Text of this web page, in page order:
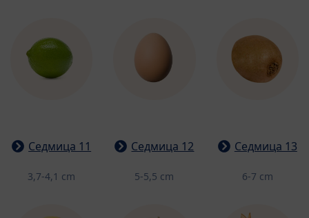
Седмица 11
3,7-4,1 cm
Седмица 12
5-5,5 cm
Седмица 13
6-7 cm